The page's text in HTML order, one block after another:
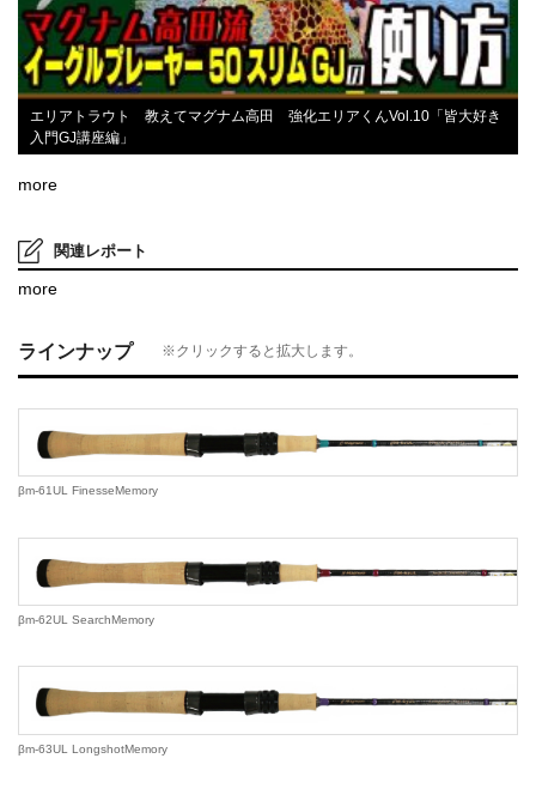
エリアトラウト 教えてマグナム高田 強化エリアくんVol.10「皆大好き
入門GJ講座編」
more
関連レポート
more
ラインナップ ※クリックすると拡大します。
βm-61UL FinesseMemory
βm-62UL SearchMemory
βm-63UL LongshotMemory